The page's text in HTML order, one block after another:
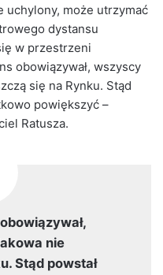
uchylony, może utrzymać
dystansu
w przestrzeni
obowiązywał, wszyscy
się na Rynku. Stąd
powiększyć –
Ratusza.
nie
Stąd powstał